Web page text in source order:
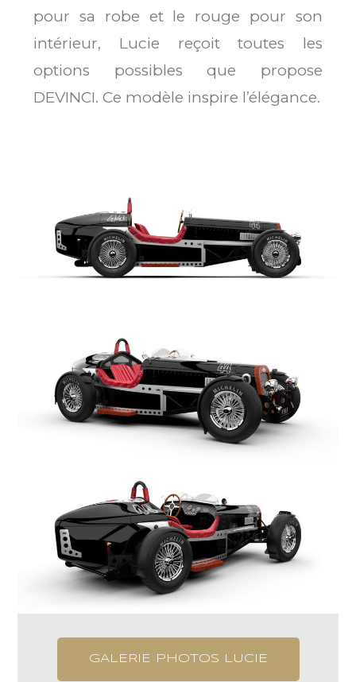
pour sa robe et le rouge pour son
intérieur, Lucie reçoit toutes les
options possibles que propose
DEVINCI. Ce modèle inspire l’élégance.
GALERIE PHOTOS LUCIE